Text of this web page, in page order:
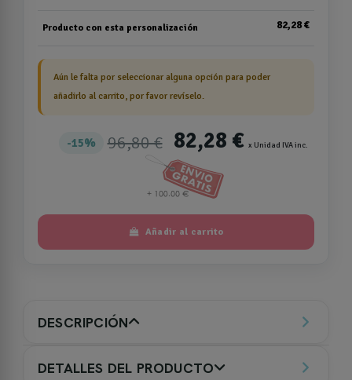
Producto con esta personalización 82,28 €
Aún le falta por seleccionar alguna opción para poder
añadirlo al carrito, por favor revíselo.
15% 96,80 € 82,28 € x Unidad IVA inc.
Añadir al carrito
DESCRIPCIÓN
DETALLES DEL PRODUCTO